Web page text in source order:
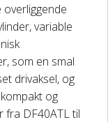
variable
som en smal
drivaksel, og
og
fra DF40ATL til